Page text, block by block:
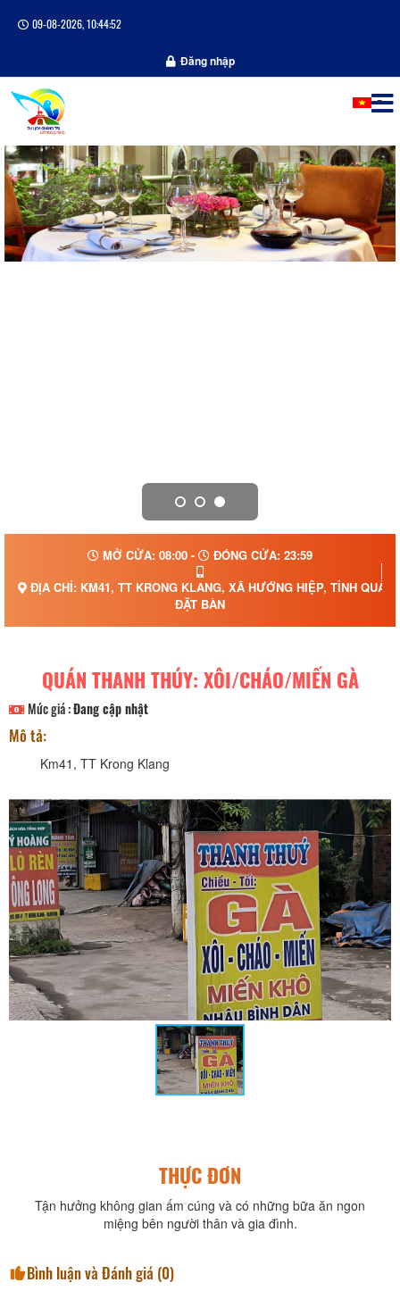
09-08-2026, 10:44:52
Đăng nhập
MỞ CỬA: 08:00 -
ĐÓNG CỬA: 23:59
ĐỊA CHỈ: KM41, TT KRONG KLANG, XÃ HƯỚNG HIỆP, TỈNH
ĐẶT BÀN
QUÁN THANH THÚY: XÔI/CHÁO/MIẾN GÀ
Mức giá :Đang cập nhật
Mô tả:
Km41, TT Krong Klang
THỰC ĐƠN
Tận hưởng không gian ấm cúng và có những bữa ăn ngon
miệng bên người thân và gia đình.
Bình luận và Đánh giá (0)